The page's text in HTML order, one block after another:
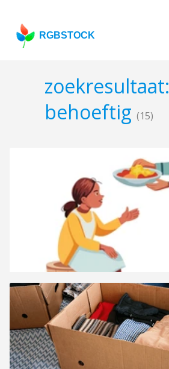
RGBSTOCK
zoekresultaat:
behoeftig (15)